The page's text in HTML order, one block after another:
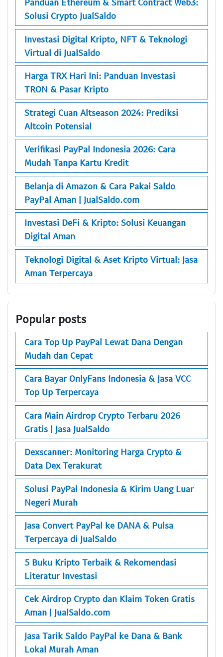
Solusi Crypto JualSaldo
Investasi Digital Kripto, NFT & Teknologi
Virtual di JualSaldo
Harga TRX Hari Ini: Panduan Investasi
TRON & Pasar Kripto
Strategi Cuan Altseason 2024: Prediksi
Altcoin Potensial
Verifikasi PayPal Indonesia 2026: Cara
Mudah Tanpa Kartu Kredit
Belanja di Amazon & Cara Pakai Saldo
PayPal Aman | JualSaldo.com
Investasi DeFi & Kripto: Solusi Keuangan
Digital Aman
Teknologi Digital & Aset Kripto Virtual: Jasa
Aman Terpercaya
Popular posts
Cara Top Up PayPal Lewat Dana Dengan
Mudah dan Cepat
Cara Bayar OnlyFans Indonesia & Jasa VCC
Top Up Terpercaya
Cara Main Airdrop Crypto Terbaru 2026
Gratis | Jasa JualSaldo
Dexscanner: Monitoring Harga Crypto &
Data Dex Terakurat
Solusi PayPal Indonesia & Kirim Uang Luar
Negeri Murah
Jasa Convert PayPal ke DANA & Pulsa
Terpercaya di JualSaldo
5 Buku Kripto Terbaik & Rekomendasi
Literatur Investasi
Cek Airdrop Crypto dan Klaim Token Gratis
Aman | JualSaldo.com
Jasa Tarik Saldo PayPal ke Dana & Bank
Lokal Murah Aman